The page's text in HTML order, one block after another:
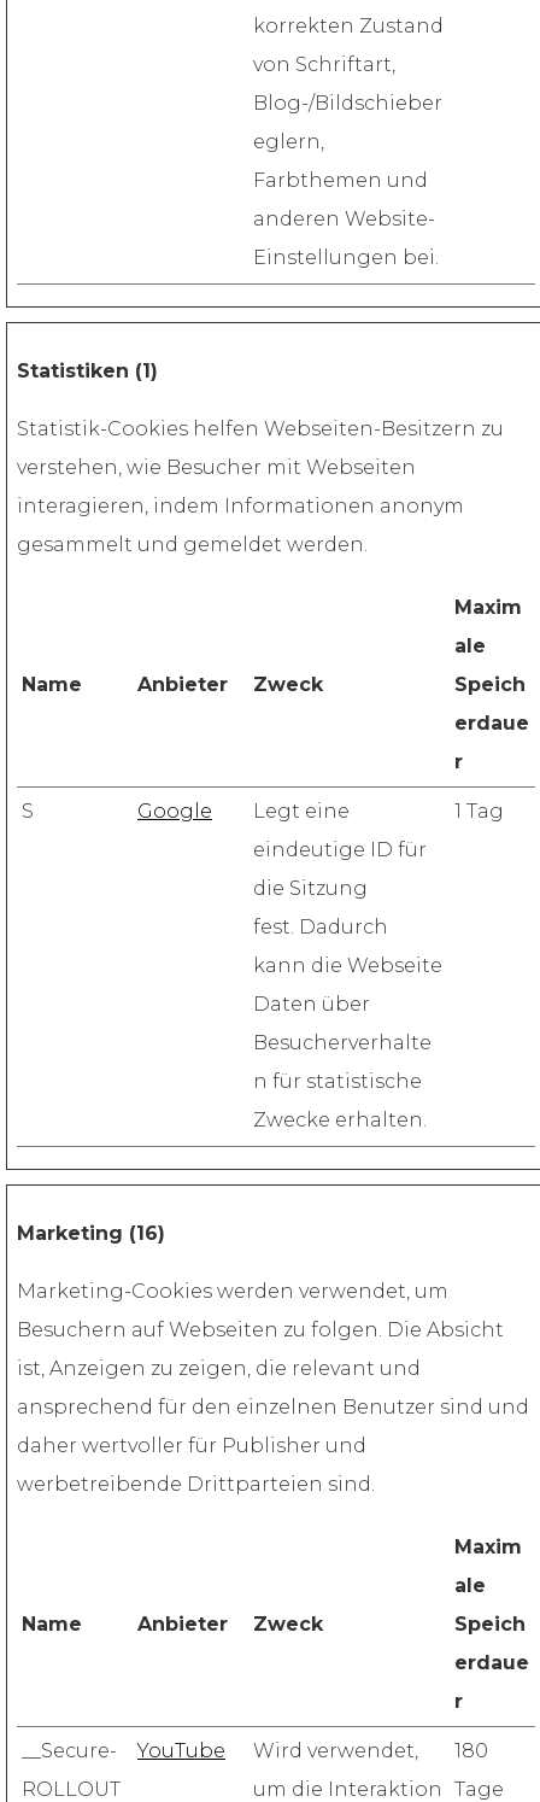
korrekten Zustand
von Schriftart,
Blog-/Bildschieber
eglern,
Farbthemen und
anderen Website-
Einstellungen bei.
Statistiken (1)
Statistik-Cookies helfen Webseiten-Besitzern zu
verstehen, wie Besucher mit Webseiten
interagieren, indem Informationen anonym
gesammelt und gemeldet werden.
Name Anbieter Zweck
Maxim
ale
Speich
erdaue
r
S Google
Legt eine
eindeutige ID für
die Sitzung
fest. Dadurch
kann die Webseite
Daten über
Besucherverhalte
n für statistische
Zwecke erhalten.
1 Tag
Marketing (16)
Marketing-Cookies werden verwendet, um
Besuchern auf Webseiten zu folgen. Die Absicht
ist, Anzeigen zu zeigen, die relevant und
ansprechend für den einzelnen Benutzer sind und
daher wertvoller für Publisher und
werbetreibende Drittparteien sind.
Name Anbieter Zweck
Maxim
ale
Speich
erdaue
r
__Secure-
ROLLOUT
YouTube
Wird verwendet,
um die Interaktion
180
Tage